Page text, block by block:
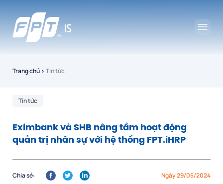
Trang chủ › Tin tức
Tin tức
Eximbank và SHB nâng tầm hoạt động
quản trị nhân sự với hệ thống FPT.iHRP
Ngày 29/05/2024
Chia sẻ: